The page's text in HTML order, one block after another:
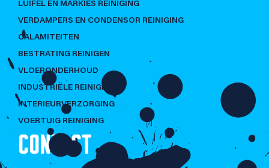
LUIFEL EN MARKIES REINIGING
VERDAMPERS EN CONDENSOR REINIGING
CALAMITEITEN
BESTRATING REINIGEN
VLOERONDERHOUD
INDUSTRIËLE REINIGING
INTERIEURVERZORGING
VOERTUIG REINIGING
CONTACT